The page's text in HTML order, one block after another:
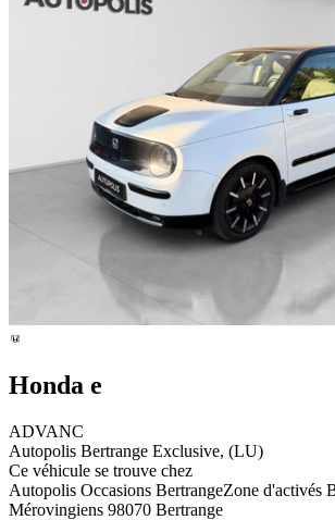
Honda e
ADVANC
Autopolis Bertrange Exclusive, (LU)
Ce véhicule se trouve chez
Autopolis Occasions BertrangeZone d'activés
Mérovingiens 98070 Bertrange